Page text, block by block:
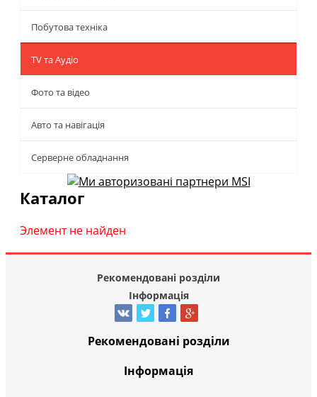
Побутова техніка
TV та Аудіо
Фото та відео
Авто та навігація
Серверне обладнання
Каталог
Элемент не найден
Рекомендовані розділи
Інформація
Рекомендовані розділи
Інформація